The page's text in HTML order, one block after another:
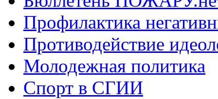
Профилактика
Противодействие
Молодежная политика
Спорт в СГИИ